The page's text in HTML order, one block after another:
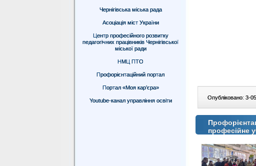
Чернігівська міська рада
Асоціація міст України
Центр професійного розвитку
педагогічних працівників Чернігівської
міської ради
НМЦ ПТО
Профорієнтаційний портал
Портал «Моя кар’єра»
Youtube-канал управління освіти Опубліковано: 3-
професійне